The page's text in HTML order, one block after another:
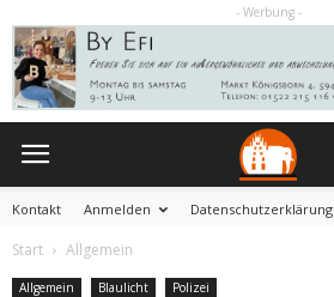
Kontakt Anmelden Datenschutzerklärung
- Werbung -
Start Allgemein
Allgemein Blaulicht Polizei